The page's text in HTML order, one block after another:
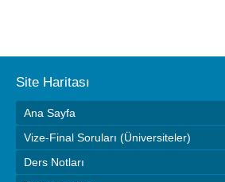
Site Haritası
Ana Sayfa
Vize-Final Soruları (Üniversiteler)
Ders Notları